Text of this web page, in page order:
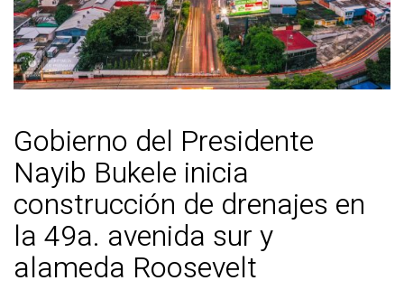
Gobierno del Presidente
Nayib Bukele inicia
construcción de drenajes en
la 49a. avenida sur y
alameda Roosevelt